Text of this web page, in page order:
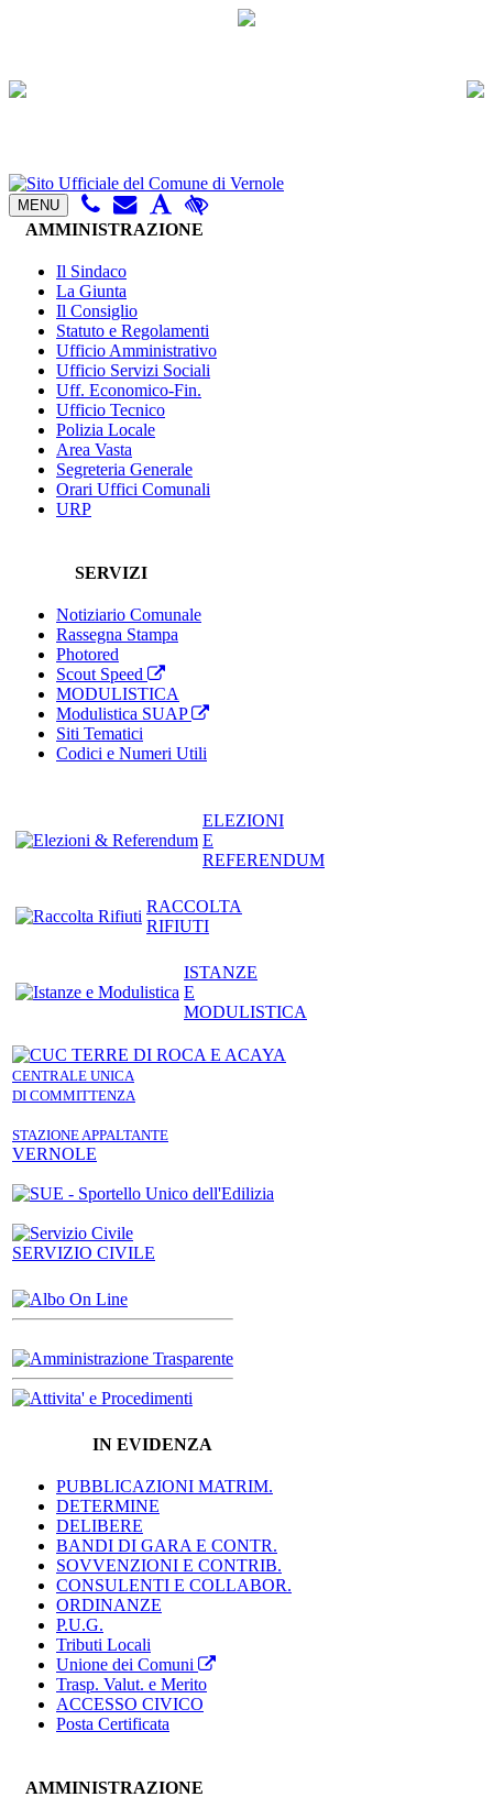
MENU
AMMINISTRAZIONE
Il Sindaco
La Giunta
Il Consiglio
Statuto e Regolamenti
Ufficio Amministrativo
Ufficio Servizi Sociali
Uff. Economico-Fin.
Ufficio Tecnico
Polizia Locale
Area Vasta
Segreteria Generale
Orari Uffici Comunali
URP
SERVIZI
Notiziario Comunale
Rassegna Stampa
Photored
Scout Speed
MODULISTICA
Modulistica SUAP
Siti Tematici
Codici e Numeri Utili
ELEZIONI
E
REFERENDUM
RACCOLTA
RIFIUTI
ISTANZE
E
MODULISTICA
CENTRALE UNICA
DI COMMITTENZA
STAZIONE APPALTANTE
VERNOLE
SERVIZIO CIVILE
IN EVIDENZA
PUBBLICAZIONI MATRIM.
DETERMINE
DELIBERE
BANDI DI GARA E CONTR.
SOVVENZIONI E CONTRIB.
CONSULENTI E COLLABOR.
ORDINANZE
P.U.G.
Tributi Locali
Unione dei Comuni
Trasp. Valut. e Merito
ACCESSO CIVICO
Posta Certificata
AMMINISTRAZIONE